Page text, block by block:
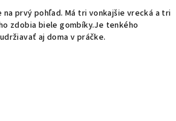
prvý pohľad. Má tri vonkajšie vrecká a tri
zdobia biele gombíky.Je tenkého
aj doma v práčke.